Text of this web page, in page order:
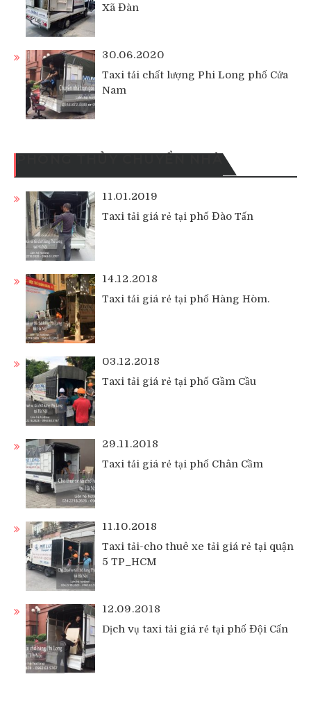
Xã Đàn
30.06.2020
Taxi tải chất lượng Phi Long phố Cửa
Nam
11.01.2019
Taxi tải giá rẻ tại phố Đào Tấn
14.12.2018
Taxi tải giá rẻ tại phố Hàng Hòm.
03.12.2018
Taxi tải giá rẻ tại phố Gầm Cầu
29.11.2018
Taxi tải giá rẻ tại phố Chân Cầm
11.10.2018
Taxi tải-cho thuê xe tải giá rẻ tại quận
5 TP_HCM
12.09.2018
Dịch vụ taxi tải giá rẻ tại phố Đội Cấn